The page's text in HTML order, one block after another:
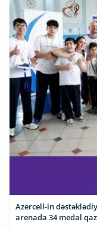
Azercell-in
arenada 34 medal